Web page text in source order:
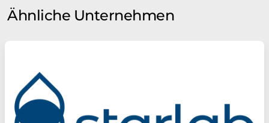
Umweltschutzgesetze ein und arbeiten
verantwortungsbewusst mit den verfügbaren Ressourcen.
Ähnliche Unternehmen